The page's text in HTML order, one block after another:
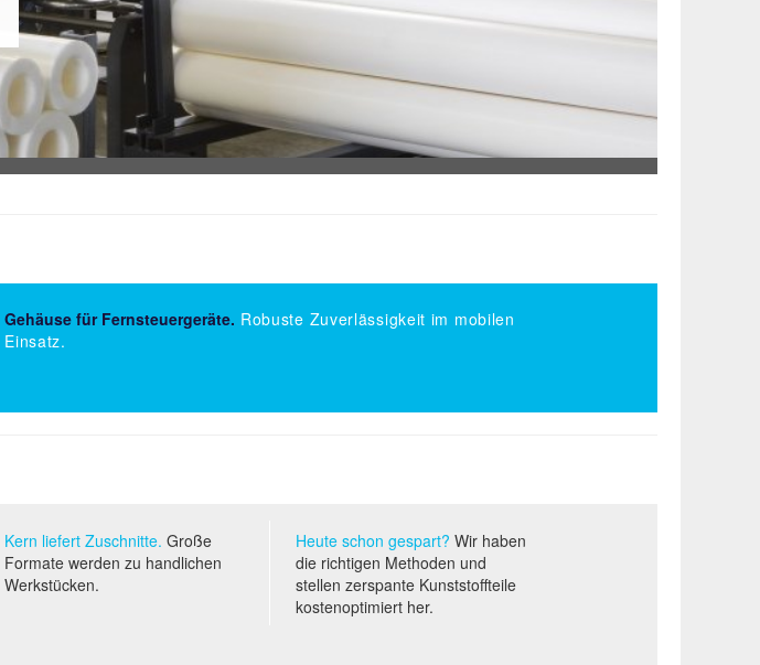
Gehäuse für Fernsteuergeräte. Robuste Zuverlässigkeit im mobilen
Einsatz.
Kern liefert Zuschnitte. Große
Formate werden zu handlichen
Werkstücken.
Heute schon gespart? Wir haben
die richtigen Methoden und
stellen zerspante Kunststoffteile
kostenoptimiert her.